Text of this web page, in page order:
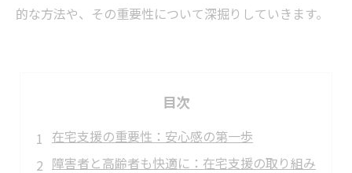
的な方法や、その重要性について深掘りしていきます。
目次
在宅支援の重要性：安心感の第一歩
障害者と高齢者も快適に：在宅支援の取り組み